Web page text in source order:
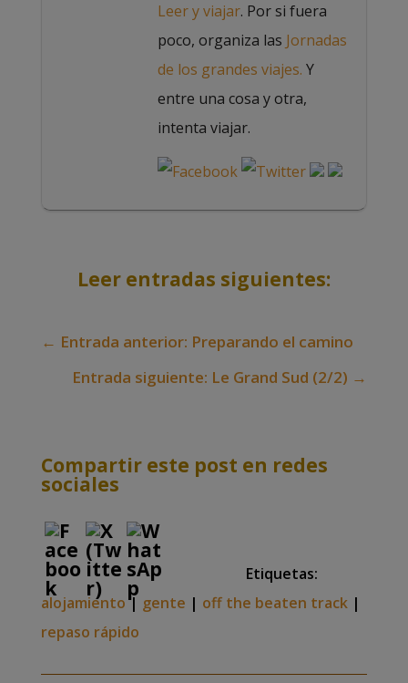
Leer y viajar. Por si fuera
poco, organiza las Jornadas
de los grandes viajes. Y
entre una cosa y otra,
intenta viajar.
Leer entradas siguientes:
← Entrada anterior: Preparando el camino
Entrada siguiente: Le Grand Sud (2/2) →
Compartir este post en redes
sociales
Etiquetas:
alojamiento| gente | off the beaten track|
repaso rápido